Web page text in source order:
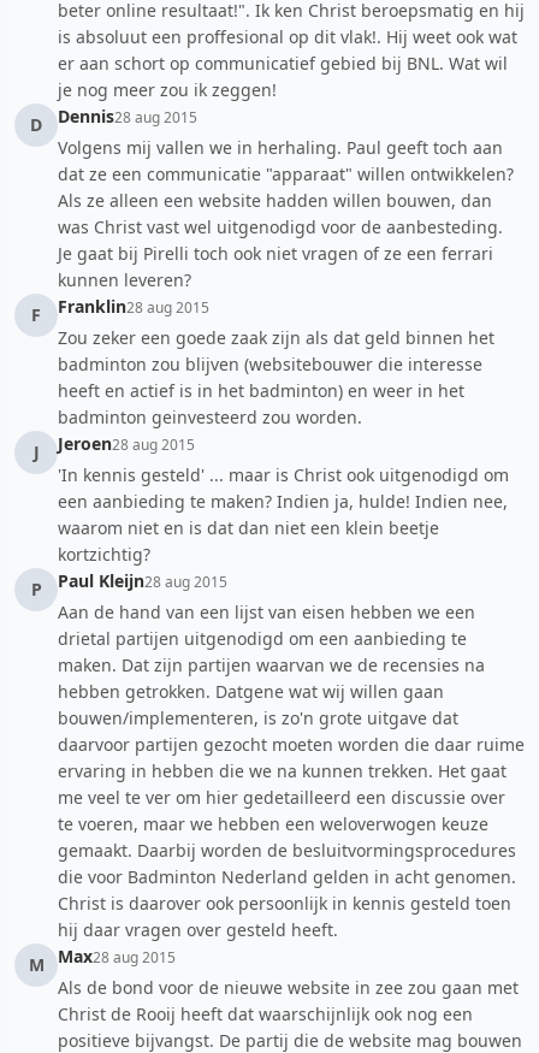
beter online resultaat!". Ik ken Christ beroepsmatig en hij
is absoluut een proffesional op dit vlak!. Hij weet ook wat
er aan schort op communicatief gebied bij BNL. Wat wil
je nog meer zou ik zeggen!
D
Dennis28 aug 2015
Volgens mij vallen we in herhaling. Paul geeft toch aan
dat ze een communicatie "apparaat" willen ontwikkelen?
Als ze alleen een website hadden willen bouwen, dan
was Christ vast wel uitgenodigd voor de aanbesteding.
Je gaat bij Pirelli toch ook niet vragen of ze een ferrari
kunnen leveren?
F
Franklin28 aug 2015
Zou zeker een goede zaak zijn als dat geld binnen het
badminton zou blijven (websitebouwer die interesse
heeft en actief is in het badminton) en weer in het
badminton geinvesteerd zou worden.
J
Jeroen28 aug 2015
'In kennis gesteld' ... maar is Christ ook uitgenodigd om
een aanbieding te maken? Indien ja, hulde! Indien nee,
waarom niet en is dat dan niet een klein beetje
kortzichtig?
P
Paul Kleijn28 aug 2015
Aan de hand van een lijst van eisen hebben we een
drietal partijen uitgenodigd om een aanbieding te
maken. Dat zijn partijen waarvan we de recensies na
hebben getrokken. Datgene wat wij willen gaan
bouwen/implementeren, is zo'n grote uitgave dat
daarvoor partijen gezocht moeten worden die daar ruime
ervaring in hebben die we na kunnen trekken. Het gaat
me veel te ver om hier gedetailleerd een discussie over
te voeren, maar we hebben een weloverwogen keuze
gemaakt. Daarbij worden de besluitvormingsprocedures
die voor Badminton Nederland gelden in acht genomen.
Christ is daarover ook persoonlijk in kennis gesteld toen
hij daar vragen over gesteld heeft.
M
Max28 aug 2015
Als de bond voor de nieuwe website in zee zou gaan met
Christ de Rooij heeft dat waarschijnlijk ook nog een
positieve bijvangst. De partij die de website mag bouwen